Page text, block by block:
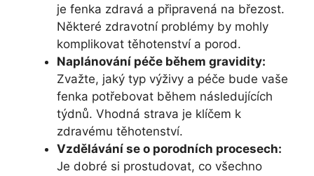
je fenka zdravá a připravená na březost.
Některé zdravotní problémy by mohly
komplikovat těhotenství a porod.
Naplánování péče během gravidity:
Zvažte, jaký typ výživy a péče bude vaše
fenka potřebovat během následujících
týdnů. Vhodná strava je klíčem k
zdravému těhotenství.
Vzdělávání se o porodních procesech:
Je dobré si prostudovat, co všechno